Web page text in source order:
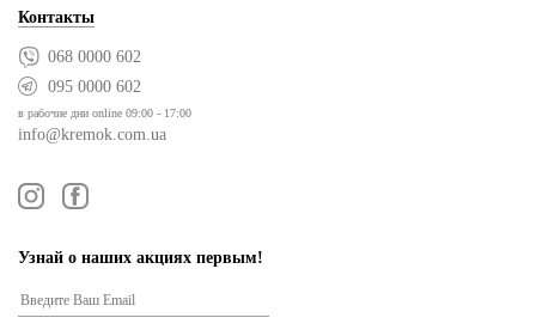
Контакты
068 0000 602
095 0000 602
в рабочие дни online 09:00 - 17:00
info@kremok.com.ua
Узнай о наших акциях первым!